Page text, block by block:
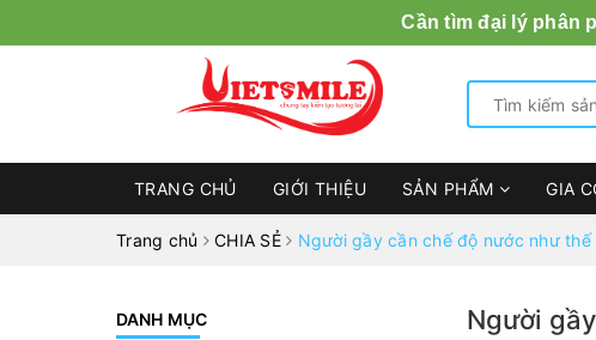
TRANG CHỦ GIỚI THIỆU SẢN PHẨM GIA
Trang chủ CHIA SẺ Người gầy cần chế độ nước như thế
Người
DANH MỤC
Cần tìm đại lý phân